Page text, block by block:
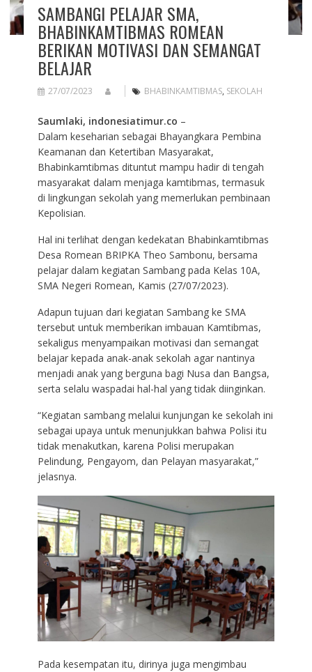
SAMBANGI PELAJAR SMA,
BHABINKAMTIBMAS ROMEAN
BERIKAN MOTIVASI DAN SEMANGAT
BELAJAR
27/07/2023 BHABINKAMTIBMAS, SEKOLAH
Saumlaki, indonesiatimur.co –
Dalam keseharian sebagai Bhayangkara Pembina
Keamanan dan Ketertiban Masyarakat,
Bhabinkamtibmas dituntut mampu hadir di tengah
masyarakat dalam menjaga kamtibmas, termasuk
di lingkungan sekolah yang memerlukan pembinaan
Kepolisian.
Hal ini terlihat dengan kedekatan Bhabinkamtibmas
Desa Romean BRIPKA Theo Sambonu, bersama
pelajar dalam kegiatan Sambang pada Kelas 10A,
SMA Negeri Romean, Kamis (27/07/2023).
Adapun tujuan dari kegiatan Sambang ke SMA
tersebut untuk memberikan imbauan Kamtibmas,
sekaligus menyampaikan motivasi dan semangat
belajar kepada anak-anak sekolah agar nantinya
menjadi anak yang berguna bagi Nusa dan Bangsa,
serta selalu waspadai hal-hal yang tidak diinginkan.
“Kegiatan sambang melalui kunjungan ke sekolah ini
sebagai upaya untuk menunjukkan bahwa Polisi itu
tidak menakutkan, karena Polisi merupakan
Pelindung, Pengayom, dan Pelayan masyarakat,”
jelasnya.
Pada kesempatan itu, dirinya juga mengimbau